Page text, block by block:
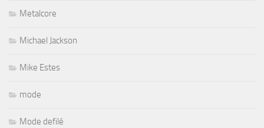
Metalcore
Michael Jackson
Mike Estes
mode
Mode defilé